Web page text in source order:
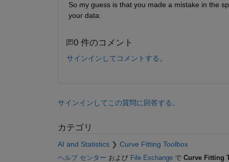
So my guess is that you made a mistake in the
your data.
0 件のコメント
サインインしてコメントする。
サインインしてこの質問に回答する。
カテゴリ
AI and Statistics Curve Fitting Toolbox
ヘルプ センター および File Exchangeで Curve Fitting